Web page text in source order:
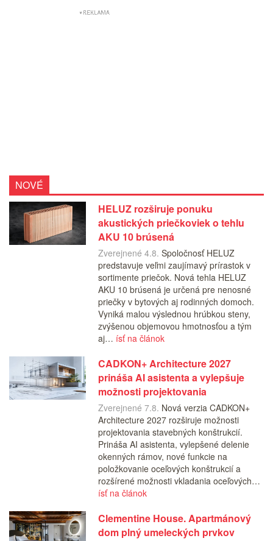
NOVÉ
HELUZ rozširuje ponuku
akustických priečkoviek o tehlu
AKU 10 brúsená
Zverejnené 4.8. Spoločnosť HELUZ
predstavuje veľmi zaujímavý prírastok v
sortimente priečok. Nová tehla HELUZ
AKU 10 brúsená je určená pre nenosné
priečky v bytových aj rodinných domoch.
Vyniká malou výslednou hrúbkou steny,
zvýšenou objemovou hmotnosťou a tým
aj… ísť na článok
CADKON+ Architecture 2027
prináša AI asistenta a vylepšuje
možnosti projektovania
Zverejnené 7.8. Nová verzia CADKON+
Architecture 2027 rozširuje možnosti
projektovania stavebných konštrukcií.
Prináša AI asistenta, vylepšené delenie
okenných rámov, nové funkcie na
položkovanie oceľových konštrukcií a
rozšírené možnosti vkladania oceľových…
ísť na článok
Clementine House. Apartmánový
dom plný umeleckých prvkov